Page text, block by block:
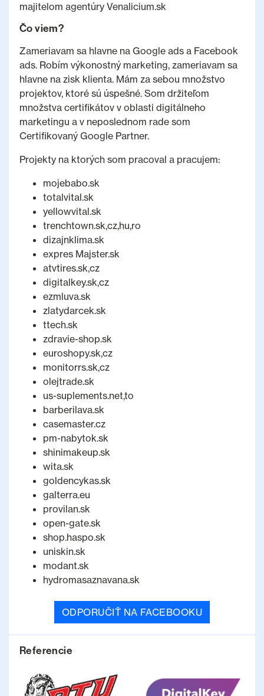
majitelom agentúry Venalicium.sk
Čo viem?
Zameriavam sa hlavne na Google ads a Facebook
ads. Robím výkonostný marketing, zameriavam sa
hlavne na zisk klienta. Mám za sebou množstvo
projektov, ktoré sú úspešné. Som držiteľom
množstva certifikátov v oblasti digitálneho
marketingu a v neposlednom rade som
Certifikovaný Google Partner.
Projekty na ktorých som pracoval a pracujem:
mojebabo.sk
totalvital.sk
yellowvital.sk
trenchtown.sk,cz,hu,ro
dizajnklima.sk
expres Majster.sk
atvtires.sk,cz
digitalkey.sk,cz
ezmluva.sk
zlatydarcek.sk
ttech.sk
zdravie-shop.sk
euroshopy.sk,cz
monitorrs.sk,cz
olejtrade.sk
us-suplements.net,to
barberilava.sk
casemaster.cz
pm-nabytok.sk
shinimakeup.sk
wita.sk
goldencykas.sk
galterra.eu
provilan.sk
open-gate.sk
shop.haspo.sk
uniskin.sk
modant.sk
hydromasaznavana.sk
ODPORUČIŤ NA FACEBOOKU
Referencie